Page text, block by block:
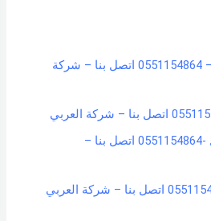
صيانة مكائن القهوة بحائل – 0551154864 اتصل بنا – شركة
شركة صيانة مكيفات بحائل -0551154864 اتصل بنا –